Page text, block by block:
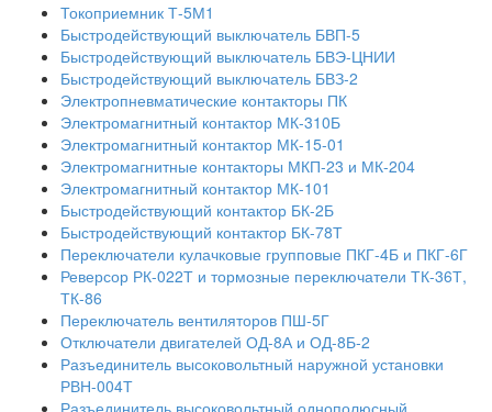
Токоприемник Т-5М1
Быстродействующий выключатель БВП-5
Быстродействующий выключатель БВЭ-ЦНИИ
Быстродействующий выключатель БВЗ-2
Электропневматические контакторы ПК
Электромагнитный контактор МК-310Б
Электромагнитный контактор МК-15-01
Электромагнитные контакторы МКП-23 и МК-204
Электромагнитный контактор МК-101
Быстродействующий контактор БК-2Б
Быстродействующий контактор БК-78Т
Переключатели кулачковые групповые ПКГ-4Б и ПКГ-6Г
Реверсор РК-022Т и тормозные переключатели ТК-36Т,
ТК-86
Переключатель вентиляторов ПШ-5Г
Отключатели двигателей ОД-8А и ОД-8Б-2
Разъединитель высоковольтный наружной установки
РВН-004Т
Разъединитель высоковольтный однополюсный